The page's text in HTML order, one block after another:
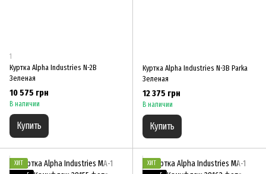
1
Куртка Alpha Industries N-2B
Зеленая
10 575 грн
В наличии
Купить
Куртка Alpha Industries N-3B Parka
Зеленая
12 375 грн
В наличии
Купить
ХИТ
ХИТ